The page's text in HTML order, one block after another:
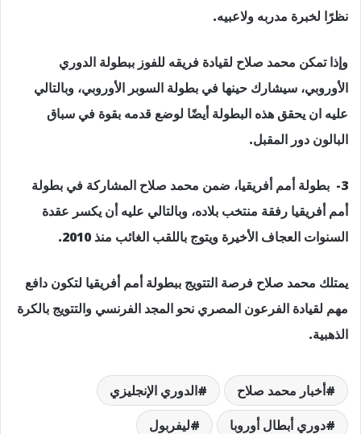
نظرًا لخبرة مدربه ولاعبيه.
وإذا تمكن محمد صلاح لقيادة فريقه للفوز ببطولة الدوري
الأوروبي، سيشارك حينها في بطولة السوبر الأوروبي، وبالتالي
عليه ان يحقق هذه البطولة أيضًا لوضع قدمه بقوة في سباق
البالون دور المقبل.
3- بطولة أمم أفريقيا، ضمن محمد صلاح المشاركة في بطولة
أمم أفريقيا رفقة منتخب بلاده، وبالتالي عليه أن يكسر عقدة
السنوات العجاف الأخيرة ويتوج باللقب الغائب منذ 2010.
يمتلك محمد صلاح فرصة التتويج ببطولة أمم أفريقيا لتكون دافع
مهم لقيادة الفرعون المصري نحو المجد الفرنسي والتتويج بالكرة
الذهبية.
أخبار محمد صلاح
الدوري الإنجليزي
دوري أبطال أوروبا
ليفربول